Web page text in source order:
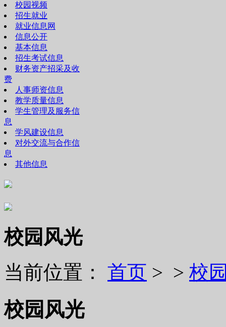
校园视频
招生就业
就业信息网
信息公开
基本信息
招生考试信息
财务资产招采及收
费
人事师资信息
教学质量信息
学生管理及服务信
息
学风建设信息
对外交流与合作信
息
其他信息
校园风光
当前位置：
首页 > > 校
校园风光